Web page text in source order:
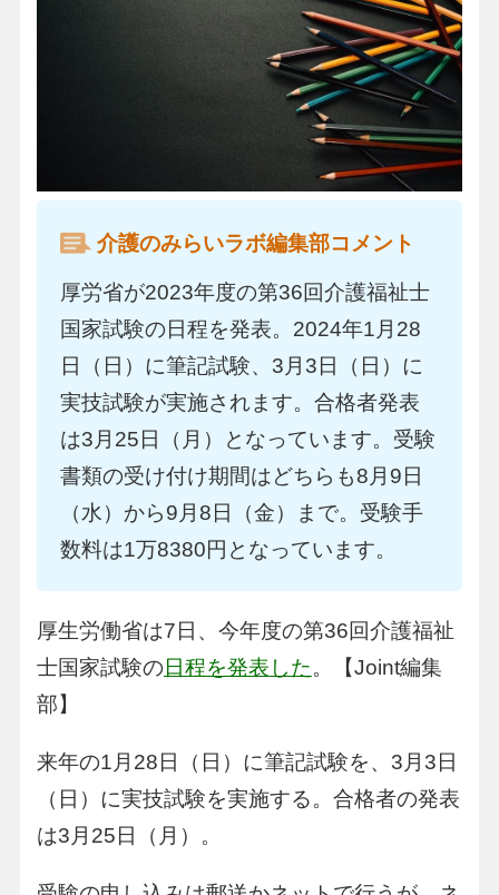
介護のみらいラボ編集部コメント
厚労省が2023年度の第36回介護福祉士
国家試験の日程を発表。2024年1月28
日（日）に筆記試験、3月3日（日）に
実技試験が実施されます。合格者発表
は3月25日（月）となっています。受験
書類の受け付け期間はどちらも8月9日
（水）から9月8日（金）まで。受験手
数料は1万8380円となっています。
厚生労働省は7日、今年度の第36回介護福祉
士国家試験の日程を発表した。【Joint編集
部】
来年の1月28日（日）に筆記試験を、3月3日
（日）に実技試験を実施する。合格者の発表
は3月25日（月）。